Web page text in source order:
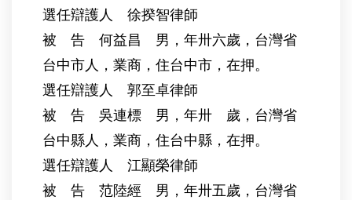
選任辯護人 徐揆智律師
被 告 何益昌 男，年卅六歲，台灣省
台中市人，業商，住台中市，在押。
選任辯護人 郭至卓律師
被 告 吳連標 男，年卅 歲，台灣省
台中縣人，業商，住台中縣，在押。
選任辯護人 江顯榮律師
被 告 范陸經 男，年卅五歲，台灣省